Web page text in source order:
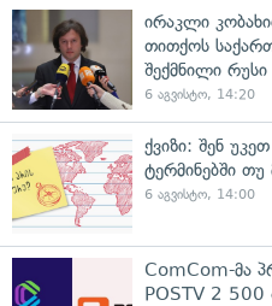
ირაკლი
თითქოს
შექმნილი
6 აგვისტო, 14:20
ქვიზი: შენ
ტერმინებში
6 აგვისტო, 14:00
ComCom-მა
POSTV 2 500